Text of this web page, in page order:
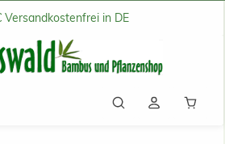
Versandkostenfrei in DE